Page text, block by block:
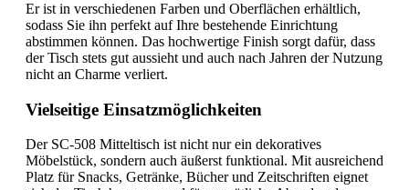
Er ist in verschiedenen Farben und Oberflächen erhältlich,
sodass Sie ihn perfekt auf Ihre bestehende Einrichtung
abstimmen können. Das hochwertige Finish sorgt dafür, dass
der Tisch stets gut aussieht und auch nach Jahren der Nutzung
nicht an Charme verliert.
Vielseitige Einsatzmöglichkeiten
Der SC-508 Mitteltisch ist nicht nur ein dekoratives
Möbelstück, sondern auch äußerst funktional. Mit ausreichend
Platz für Snacks, Getränke, Bücher und Zeitschriften eignet